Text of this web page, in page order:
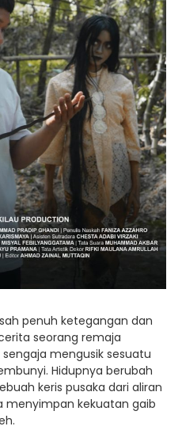
penuh ketegangan dan
seorang remaja
mengusik sesuatu
Hidupnya berubah
keris pusaka dari aliran
menyimpan kekuatan gaib